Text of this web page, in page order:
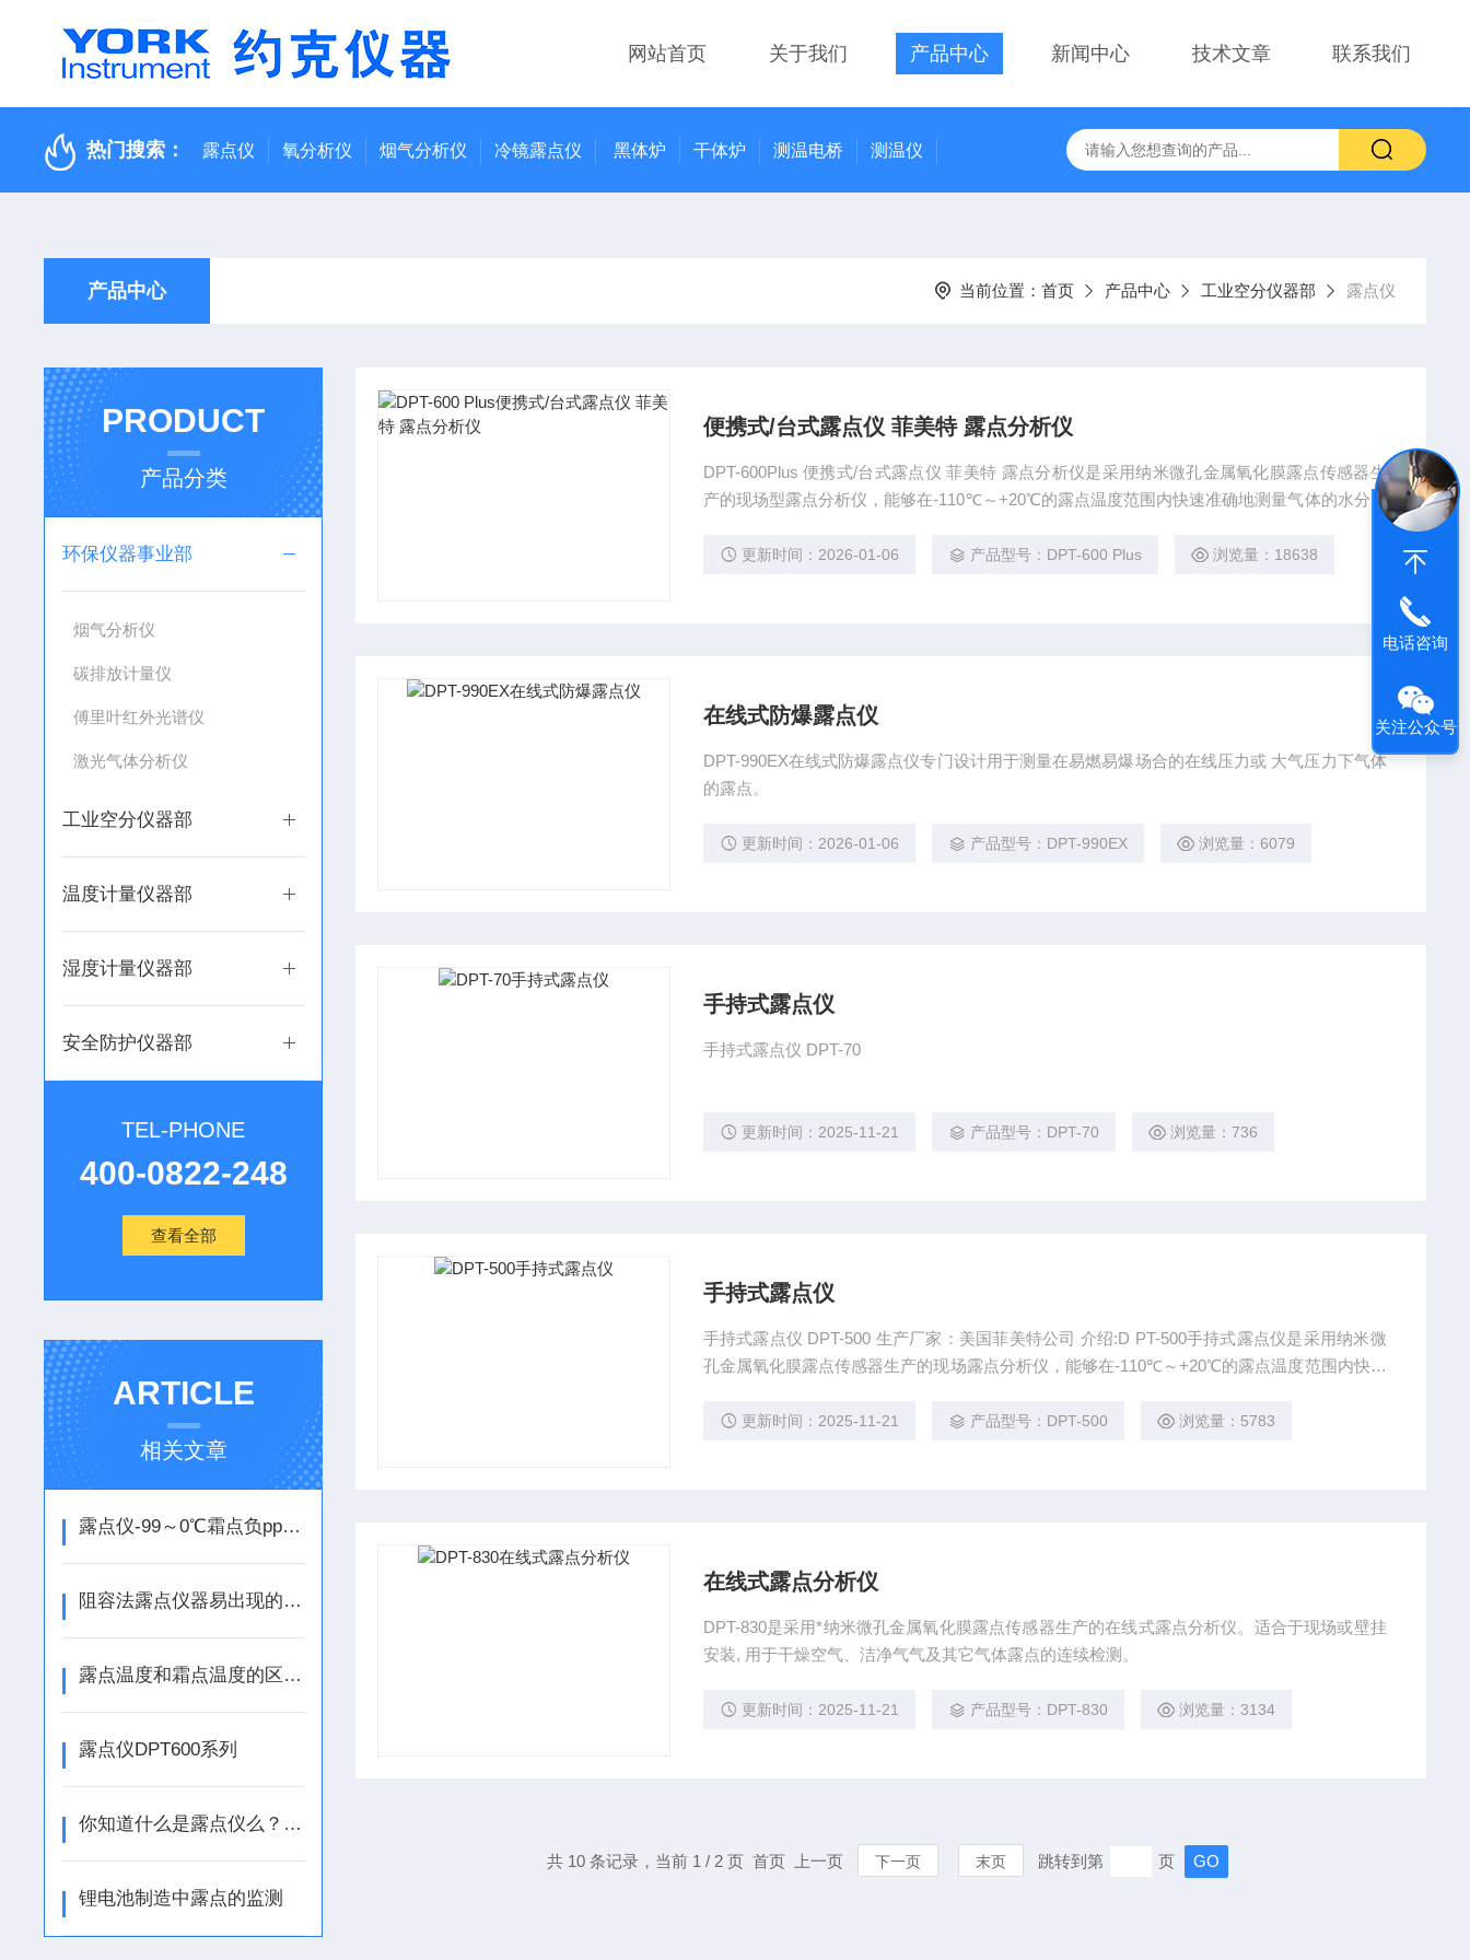
网站首页 关于我们 产品中心 新闻中心 技术文章 联系我们
热门搜索： 露点仪 氧分析仪 烟气分析仪 冷镜露点仪 黑体炉 干体炉 测温电桥 测温仪
产品中心 当前位置： 首页 产品中心 工业空分仪器部 露点仪
PRODUCT
产品分类
环保仪器事业部
烟气分析仪
碳排放计量仪
傅里叶红外光谱仪
激光气体分析仪
工业空分仪器部
温度计量仪器部
湿度计量仪器部
安全防护仪器部
TEL-PHONE
400-0822-248
查看全部
ARTICLE
相关文章
露点仪-99～0℃霜点负ppm换算表
阻容法露点仪器易出现的漂移的原因及解决方法
露点温度和霜点温度的区别及应用范围
露点仪DPT600系列
你知道什么是露点仪么？看看本篇吧
锂电池制造中露点的监测
便携式/台式露点仪 菲美特 露点分析仪
DPT-600Plus 便携式/台式露点仪 菲美特 露点分析仪是采用纳米微孔金属氧化膜露点传感器生
产的现场型露点分析仪，能够在-110℃～+20℃的露点温度范围内快速准确地测量气体的水分含
更新时间：2026-01-06 产品型号：DPT-600 Plus 浏览量：18638
在线式防爆露点仪
DPT-990EX在线式防爆露点仪专门设计用于测量在易燃易爆场合的在线压力或 大气压力下气体
的露点。
更新时间：2026-01-06 产品型号：DPT-990EX 浏览量：6079
手持式露点仪
手持式露点仪 DPT-70
更新时间：2025-11-21 产品型号：DPT-70 浏览量：736
手持式露点仪
手持式露点仪 DPT-500 生产厂家：美国菲美特公司 介绍:D PT-500手持式露点仪是采用纳米微
孔金属氧化膜露点传感器生产的现场露点分析仪，能够在-110℃～+20℃的露点温度范围内快速
更新时间：2025-11-21 产品型号：DPT-500 浏览量：5783
在线式露点分析仪
DPT-830是采用*纳米微孔金属氧化膜露点传感器生产的在线式露点分析仪。适合于现场或壁挂
安装, 用于干燥空气、洁净气气及其它气体露点的连续检测。
更新时间：2025-11-21 产品型号：DPT-830 浏览量：3134
共 10 条记录，当前 1 / 2 页 首页 上一页 下一页 末页 跳转到第 页
电话咨询
关注公众号